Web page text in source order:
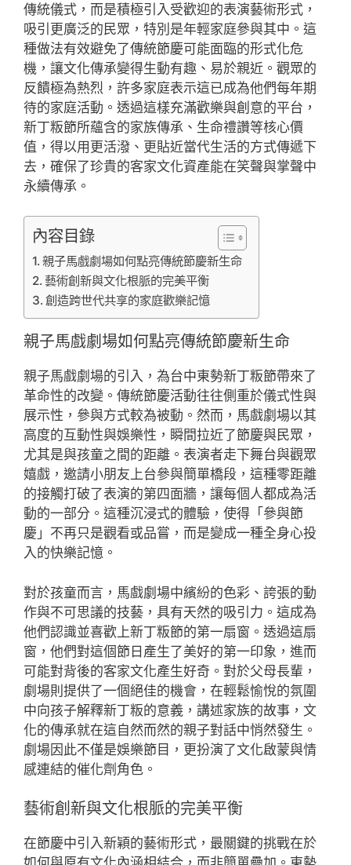
傳統儀式，而是積極引入受歡迎的表演藝術形式，
吸引更廣泛的民眾，特別是年輕家庭參與其中。這
種做法有效避免了傳統節慶可能面臨的形式化危
機，讓文化傳承變得生動有趣、易於親近。觀眾的
反饋極為熱烈，許多家庭表示這已成為他們每年期
待的家庭活動。透過這樣充滿歡樂與創意的平台，
新丁粄節所蘊含的家族傳承、生命禮讚等核心價
值，得以用更活潑、更貼近當代生活的方式傳遞下
去，確保了珍貴的客家文化資產能在笑聲與掌聲中
永續傳承。
內容目錄
親子馬戲劇場如何點亮傳統節慶新生命
藝術創新與文化根脈的完美平衡
創造跨世代共享的家庭歡樂記憶
親子馬戲劇場如何點亮傳統節慶新生命
親子馬戲劇場的引入，為台中東勢新丁粄節帶來了
革命性的改變。傳統節慶活動往往側重於儀式性與
展示性，參與方式較為被動。然而，馬戲劇場以其
高度的互動性與娛樂性，瞬間拉近了節慶與民眾，
尤其是與孩童之間的距離。表演者走下舞台與觀眾
嬉戲，邀請小朋友上台參與簡單橋段，這種零距離
的接觸打破了表演的第四面牆，讓每個人都成為活
動的一部分。這種沉浸式的體驗，使得「參與節
慶」不再只是觀看或品嘗，而是變成一種全身心投
入的快樂記憶。
對於孩童而言，馬戲劇場中繽紛的色彩、誇張的動
作與不可思議的技藝，具有天然的吸引力。這成為
他們認識並喜歡上新丁粄節的第一扇窗。透過這扇
窗，他們對這個節日產生了美好的第一印象，進而
可能對背後的客家文化產生好奇。對於父母長輩，
劇場則提供了一個絕佳的機會，在輕鬆愉悅的氛圍
中向孩子解釋新丁粄的意義，講述家族的故事，文
化的傳承就在這自然而然的親子對話中悄然發生。
劇場因此不僅是娛樂節目，更扮演了文化啟蒙與情
感連結的催化劑角色。
藝術創新與文化根脈的完美平衡
在節慶中引入新穎的藝術形式，最關鍵的挑戰在於